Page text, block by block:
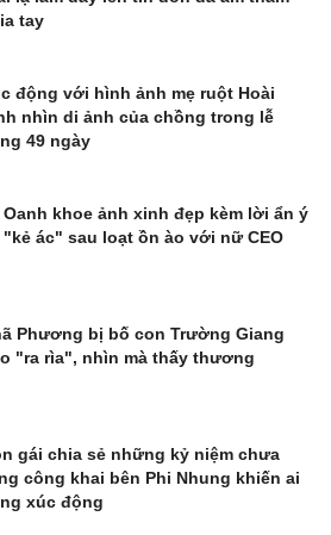
tay
động với hình ảnh mẹ ruột Hoài
nhìn di ảnh của chồng trong lễ
49 ngày
Oanh khoe ảnh xinh đẹp kèm lời ẩn ý
"kẻ ác" sau loạt ồn ào với nữ CEO
Phương bị bố con Trường Giang
"ra rìa", nhìn mà thấy thương
gái chia sẻ những kỷ niệm chưa
công khai bên Phi Nhung khiến ai
xúc động